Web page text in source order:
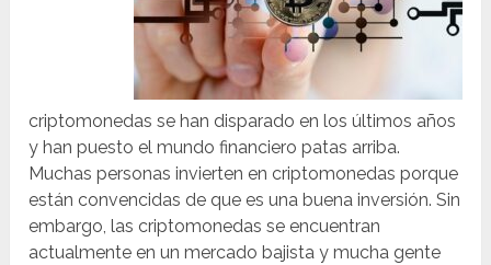
criptomonedas se han disparado en los últimos años
y han puesto el mundo financiero patas arriba.
Muchas personas invierten en criptomonedas porque
están convencidas de que es una buena inversión. Sin
embargo, las criptomonedas se encuentran
actualmente en un mercado bajista y mucha gente